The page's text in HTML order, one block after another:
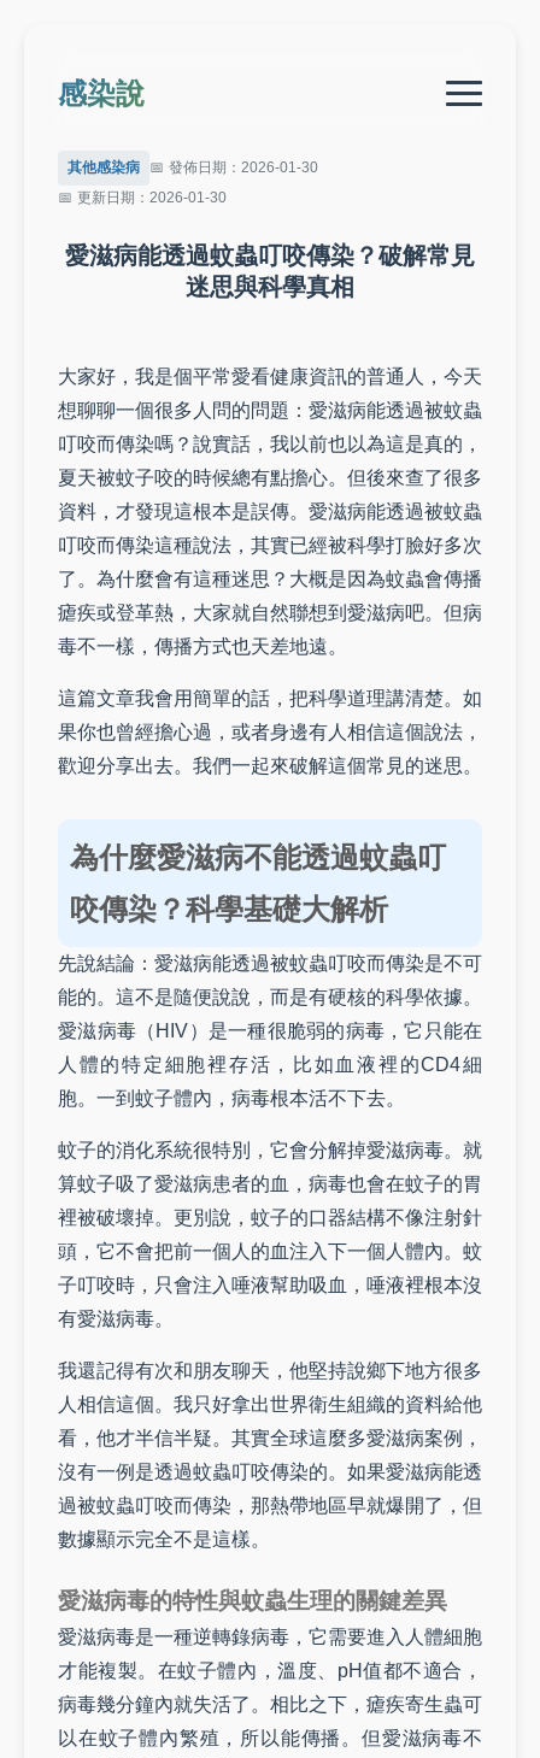
感染說
其他感染病
發佈日期：2026-01-30
更新日期：2026-01-30
愛滋病能透過蚊蟲叮咬傳染？破解常見
迷思與科學真相
大家好，我是個平常愛看健康資訊的普通人，今天
想聊聊一個很多人問的問題：愛滋病能透過被蚊蟲
叮咬而傳染嗎？說實話，我以前也以為這是真的，
夏天被蚊子咬的時候總有點擔心。但後來查了很多
資料，才發現這根本是誤傳。愛滋病能透過被蚊蟲
叮咬而傳染這種說法，其實已經被科學打臉好多次
了。為什麼會有這種迷思？大概是因為蚊蟲會傳播
瘧疾或登革熱，大家就自然聯想到愛滋病吧。但病
毒不一樣，傳播方式也天差地遠。
這篇文章我會用簡單的話，把科學道理講清楚。如
果你也曾經擔心過，或者身邊有人相信這個說法，
歡迎分享出去。我們一起來破解這個常見的迷思。
為什麼愛滋病不能透過蚊蟲叮
咬傳染？科學基礎大解析
先說結論：愛滋病能透過被蚊蟲叮咬而傳染是不可
能的。這不是隨便說說，而是有硬核的科學依據。
愛滋病毒（HIV）是一種很脆弱的病毒，它只能在
人體的特定細胞裡存活，比如血液裡的CD4細
胞。一到蚊子體內，病毒根本活不下去。
蚊子的消化系統很特別，它會分解掉愛滋病毒。就
算蚊子吸了愛滋病患者的血，病毒也會在蚊子的胃
裡被破壞掉。更別說，蚊子的口器結構不像注射針
頭，它不會把前一個人的血注入下一個人體內。蚊
子叮咬時，只會注入唾液幫助吸血，唾液裡根本沒
有愛滋病毒。
我還記得有次和朋友聊天，他堅持說鄉下地方很多
人相信這個。我只好拿出世界衛生組織的資料給他
看，他才半信半疑。其實全球這麼多愛滋病案例，
沒有一例是透過蚊蟲叮咬傳染的。如果愛滋病能透
過被蚊蟲叮咬而傳染，那熱帶地區早就爆開了，但
數據顯示完全不是這樣。
愛滋病毒的特性與蚊蟲生理的關鍵差異
愛滋病毒是一種逆轉錄病毒，它需要進入人體細胞
才能複製。在蚊子體內，溫度、pH值都不適合，
病毒幾分鐘內就失活了。相比之下，瘧疾寄生蟲可
以在蚊子體內繁殖，所以能傳播。但愛滋病毒不